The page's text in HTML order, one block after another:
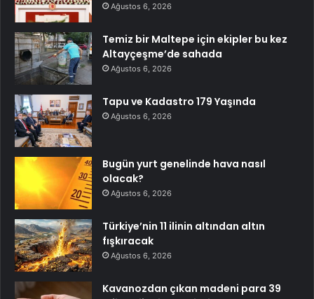
Ağustos 6, 2026
Temiz bir Maltepe için ekipler bu kez
Altayçeşme’de sahada
Ağustos 6, 2026
Tapu ve Kadastro 179 Yaşında
Ağustos 6, 2026
Bugün yurt genelinde hava nasıl
olacak?
Ağustos 6, 2026
Türkiye’nin 11 ilinin altından altın
fışkıracak
Ağustos 6, 2026
Kavanozdan çıkan madeni para 39